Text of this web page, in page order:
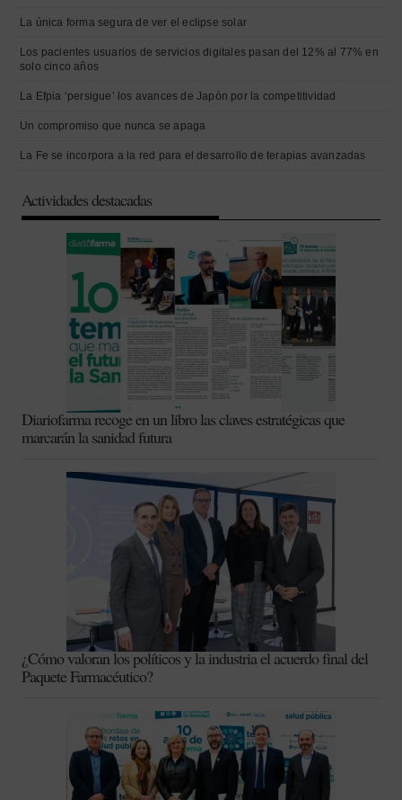
La única forma segura de ver el eclipse solar
Los pacientes usuarios de servicios digitales pasan del 12% al 77% en
solo cinco años
La Efpia ‘persigue’ los avances de Japón por la competitividad
Un compromiso que nunca se apaga
La Fe se incorpora a la red para el desarrollo de terapias avanzadas
Actividades destacadas
Diariofarma recoge en un libro las claves estratégicas que
marcarán la sanidad futura
¿Cómo valoran los políticos y la industria el acuerdo final del
Paquete Farmacéutico?